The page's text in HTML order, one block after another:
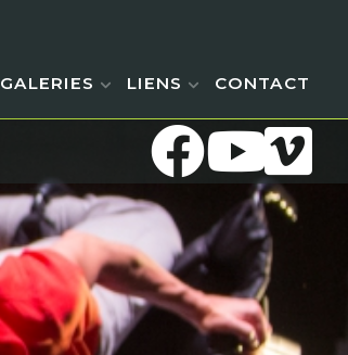
GALERIES LIENS CONTACT